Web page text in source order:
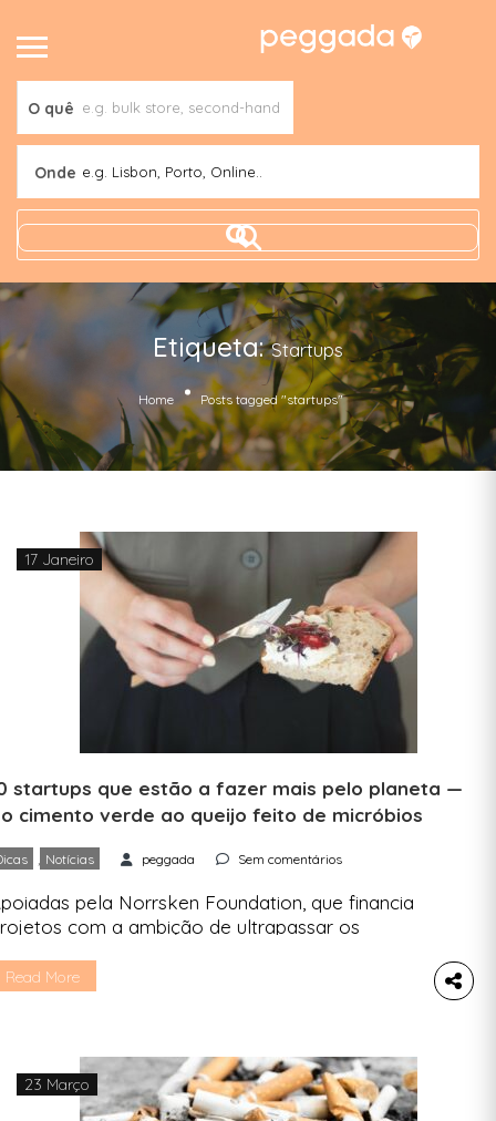
O quê
Onde e.g. Lisbon, Porto, Online..
Etiqueta:Startups
Home Posts tagged "startups"
17 Janeiro
startups que estão a fazer mais pelo planeta —
cimento verde ao queijo feito de micróbios
, Notícias peggada Sem comentários
pela Norrsken Foundation, que financia
com a ambição de ultrapassar os
que ideias não faltam para salvar o
para […]
Read More
23 Março